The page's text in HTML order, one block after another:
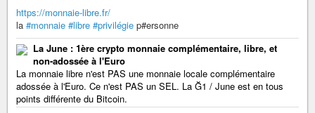
https://monnaie-libre.fr/
la #monnaie #libre #privilégie p#ersonne
La June : 1ère crypto monnaie complémentaire, libre, et
non-adossée à l'Euro
La monnaie libre n'est PAS une monnaie locale complémentaire
adossée à l'Euro. Ce n'est PAS un SEL. La Ğ1 / June est en tous
points différente du Bitcoin.